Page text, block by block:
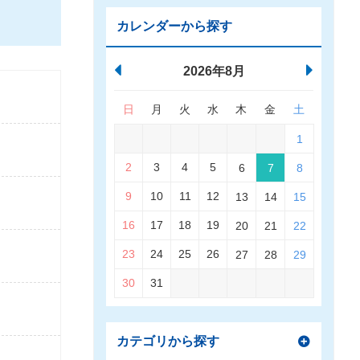
カレンダーから探す
2026年8月
日 月 火 水 木 金 土
1
2 3 4 5 6 7 8
9 10 11 12 13 14 15
16 17 18 19 20 21 22
23 24 25 26 27 28 29
30 31
カテゴリから探す